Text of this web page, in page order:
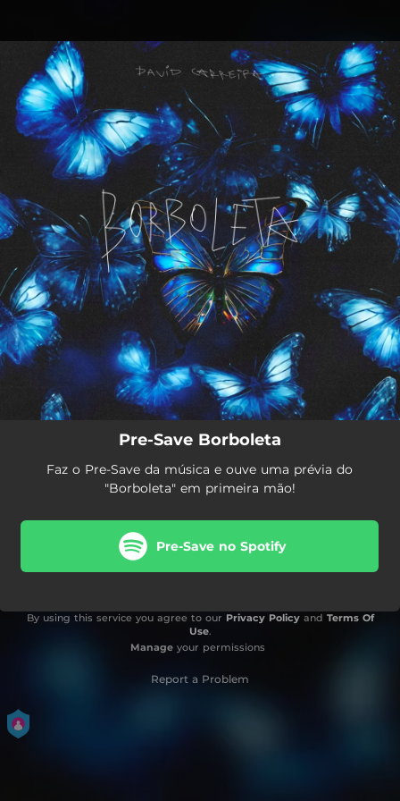
You're all set!
Pre-Save Borboleta
Faz o Pre-Save da música e ouve uma prévia do
"Borboleta" em primeira mão!
Pre-Save no Spotify
By using this service you agree to our Privacy Policyand Terms Of
Use.
Manageyour permissions
Report a Problem